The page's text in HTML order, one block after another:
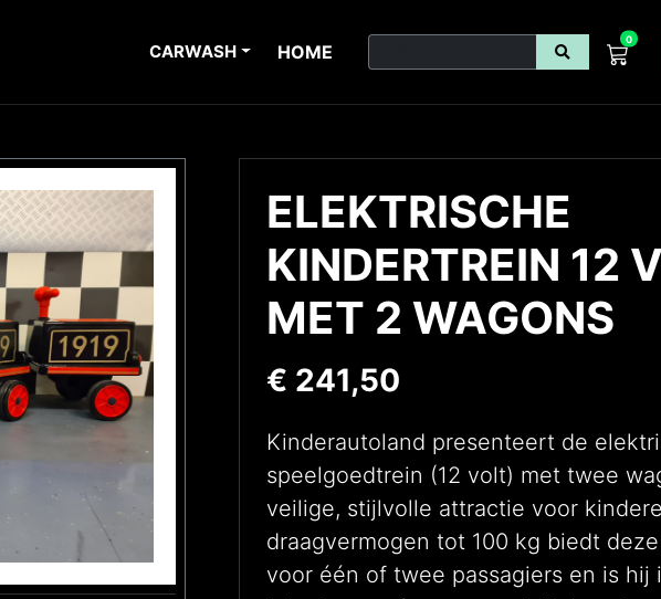
CARWASH HOME
0
ELEKTRISCHE
KINDERTREIN 12
MET 2 WAGONS
€ 241,50
Kinderautoland presenteert de
speelgoedtrein (12 volt) met twee
veilige, stijlvolle attractie voor
draagvermogen tot 100 kg biedt
voor één of twee passagiers en is hij